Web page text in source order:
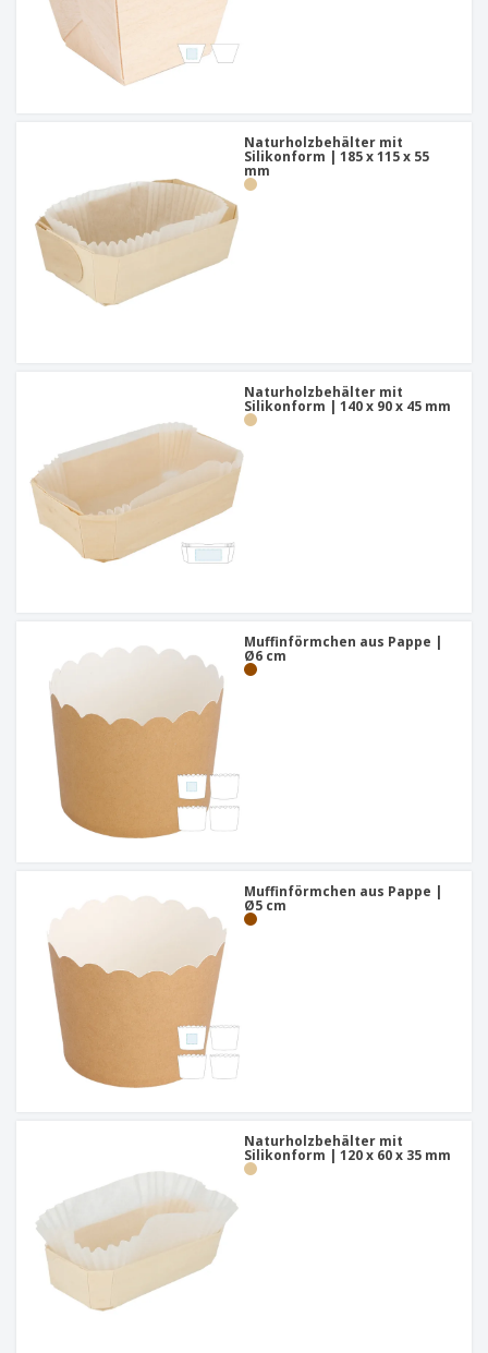
Naturholzbehälter mit
Silikonform | 185 x 115 x 55
mm
Naturholzbehälter mit
Silikonform | 140 x 90 x 45 mm
Muffinförmchen aus Pappe |
Ø6 cm
Muffinförmchen aus Pappe |
Ø5 cm
Naturholzbehälter mit
Silikonform | 120 x 60 x 35 mm